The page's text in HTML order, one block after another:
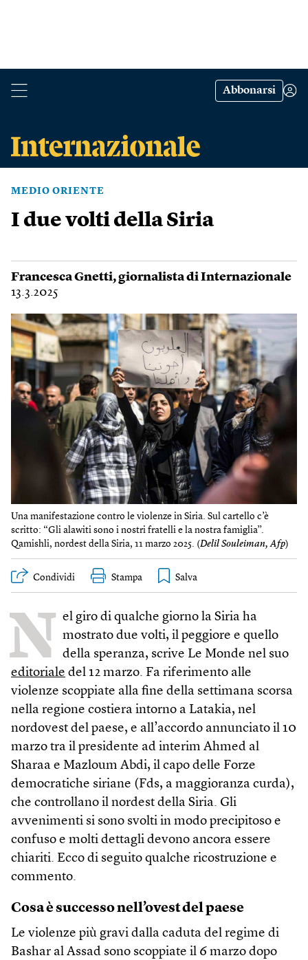
Abbonarsi
MEDIO ORIENTE
I due volti della Siria
Francesca Gnetti, giornalista di Internazionale
13.3.2025
Una manifestazione contro le violenze in Siria. Sul cartello c’è
scritto: “Gli alawiti sono i nostri fratelli e la nostra famiglia”.
Qamishli, nordest della Siria, 11 marzo 2025. (Delil Souleiman, Afp)
Condividi Stampa
N el giro di qualche giorno la Siria ha
mostrato due volti, il peggiore e quello
della speranza, scrive Le Monde nel suo
editoriale del 12 marzo. Fa riferimento alle
violenze scoppiate alla fine della settimana scorsa
nella regione costiera intorno a Latakia, nel
nordovest del paese, e all’accordo annunciato il 10
marzo tra il presidente ad interim Ahmed al
Sharaa e Mazloum Abdi, il capo delle Forze
democratiche siriane (Fds, a maggioranza curda),
che controllano il nordest della Siria. Gli
avvenimenti si sono svolti in modo precipitoso e
confuso e molti dettagli devono ancora essere
chiariti. Ecco di seguito qualche ricostruzione e
commento.
Cosa è successo nell’ovest del paese
Le violenze più gravi dalla caduta del regime di
Bashar al Assad sono scoppiate il 6 marzo dopo